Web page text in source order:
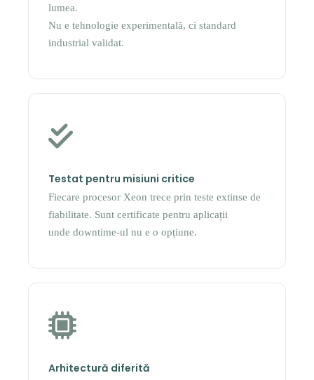
lumea.
Nu e tehnologie experimentală, ci standard
industrial validat.
Testat pentru misiuni critice
Fiecare procesor Xeon trece prin teste extinse de
fiabilitate. Sunt certificate pentru aplicații
unde downtime-ul nu e o opțiune.
Arhitectură diferită